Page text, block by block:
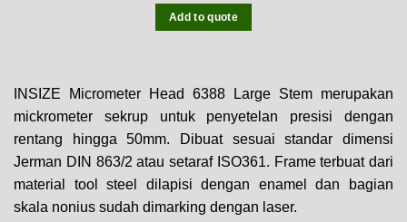
Add to quote
INSIZE Micrometer Head 6388 Large Stem merupakan
mickrometer sekrup untuk penyetelan presisi dengan
rentang hingga 50mm. Dibuat sesuai standar dimensi
Jerman DIN 863/2 atau setaraf ISO361. Frame terbuat dari
material tool steel dilapisi dengan enamel dan bagian
skala nonius sudah dimarking dengan laser.